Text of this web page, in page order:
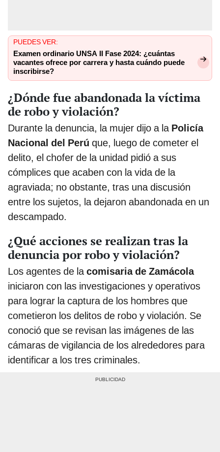
PUEDES VER:
Examen ordinario UNSA II Fase 2024: ¿cuántas
vacantes ofrece por carrera y hasta cuándo puede
inscribirse?
¿Dónde fue abandonada la víctima
de robo y violación?
Durante la denuncia, la mujer dijo a laPolicía
Nacional del Perú que, luego de cometer el
delito, el chofer de la unidad pidió a sus
cómplices que acaben con la vida de la
agraviada; no obstante, tras una discusión
entre los sujetos, la dejaron abandonada en un
descampado.
¿Qué acciones se realizan tras la
denuncia por robo y violación?
Los agentes de la comisaria de Zamácola
iniciaron con las investigaciones y operativos
para lograr la captura de los hombres que
cometieron los delitos de robo y violación. Se
conoció que se revisan las imágenes de las
cámaras de vigilancia de los alrededores para
identificar a los tres criminales.